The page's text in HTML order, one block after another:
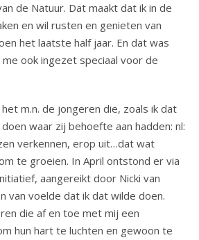
de Natuur. Dat maakt dat ik in de
en wil rusten en genieten van
het laatste half jaar. En dat was
ook ingezet speciaal voor de
m.n. de jongeren die, zoals ik dat
waar zij behoefte aan hadden: nl:
verkennen, erop uit…dat wat
te groeien. In April ontstond er via
aangereikt door Nicki van
van voelde dat ik dat wilde doen.
die af en toe met mij een
hun hart te luchten en gewoon te